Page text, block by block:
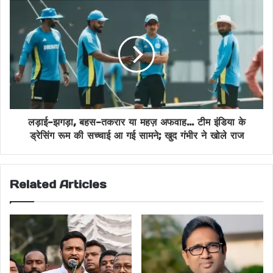
राहुल गांधी ने अमेरिका-चीन पर ऐसा क्या बोला कि मांगनी पड़ी माफी
लड़ाई-झगड़ा, बहस-तकरार या महज़ अफवाह... टीम इंडिया के
ड्रेसिंग रूम की सच्चाई आ गई सामने; खुद गंभीर ने खोले राज
Related Articles